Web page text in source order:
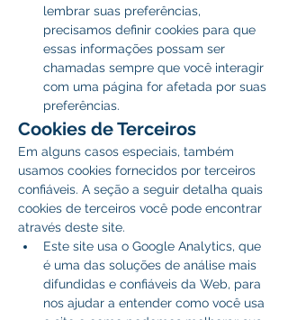
lembrar suas preferências,
precisamos definir cookies para que
essas informações possam ser
chamadas sempre que você interagir
com uma página for afetada por suas
preferências.
Cookies de Terceiros
Em alguns casos especiais, também
usamos cookies fornecidos por terceiros
confiáveis. A seção a seguir detalha quais
cookies de terceiros você pode encontrar
através deste site.
Este site usa o Google Analytics, que
é uma das soluções de análise mais
difundidas e confiáveis ​​da Web, para
nos ajudar a entender como você usa